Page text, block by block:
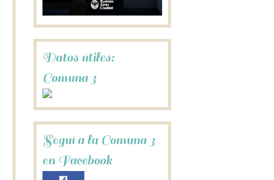
Datos útiles:
Comuna 3
Seguí a la Comuna 3
en Facebook